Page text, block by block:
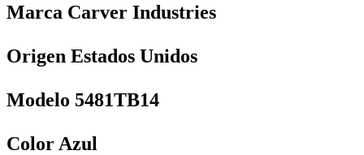
Marca Carver Industries
Origen Estados Unidos
Modelo 5481TB14
Color Azul